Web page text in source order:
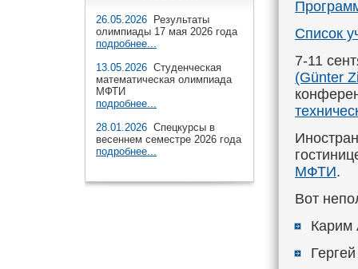
26.05.2026 Результаты
олимпиады 17 мая 2026 года
подробнее...
13.05.2026 Студенческая
математическая олимпиада
МФТИ
подробнее...
28.01.2026 Спецкурсы в
весеннем семестре 2026 года
подробнее...
Список
7-11
(Günter
МФТИ.
Вот
Карим